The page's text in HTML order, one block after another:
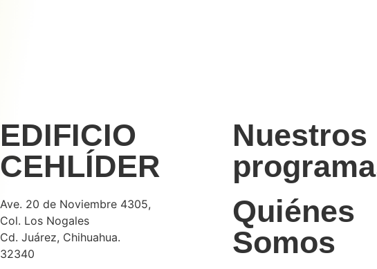
EDIFICIO
CEHLÍDER
Ave. 20 de Noviembre 4305,
Col. Los Nogales
Cd. Juárez, Chihuahua.
32340
Nuestros
Quiénes
Somos